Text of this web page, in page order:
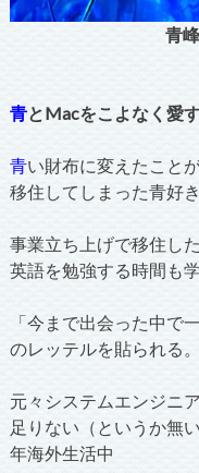
青
青とMacをこよなく愛
青い財布に変えたこと
移住してしまった青好
事業立ち上げで移住し
英語を勉強する時間も
「今まで出会った中で
のレッテルを貼られる。
元々システムエンジニ
足りない（というか無
年海外生活中